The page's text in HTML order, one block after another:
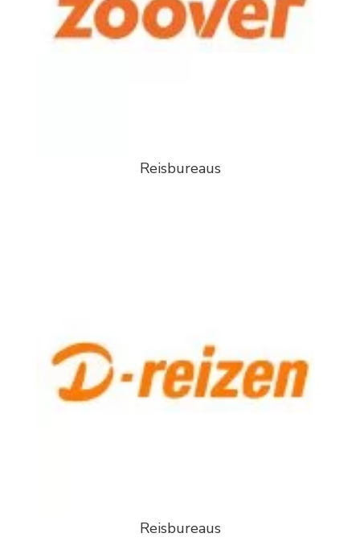
Reisbureaus
Reisbureaus